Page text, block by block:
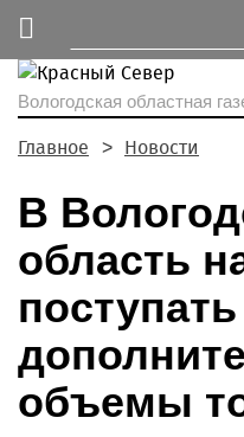
Вологодская областная
Главное Новости
В
область
поступать
объемы